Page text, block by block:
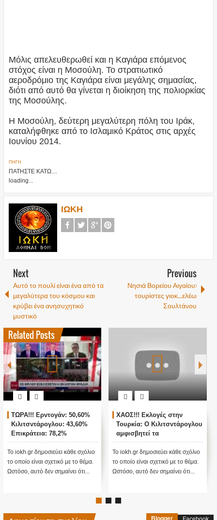
Μόλις απελευθερωθεί και η Καγιάρα επόμενος
στόχος είναι η Μοσούλη. Το στρατιωτικό
αεροδρόμιο της Καγιάρα είναι μεγάλης σημασίας,
διότι από αυτό θα γίνεται η διοίκηση της πολιορκίας
της Μοσούλης.
Η Μοσούλη, δεύτερη μεγαλύτερη πόλη του Ιράκ,
καταλήφθηκε από το Ισλαμικό Κράτος στις αρχές
Ιουνίου 2014.
ΠΗΓΗ
ΠΑΤΗΣΤΕ ΚΑΤΩ....
loading...
ΙΩΚΗ
Next
Αυτό το πουλί είναι ένα από τα
μεγαλύτερα του κόσμου και
κρύβει ένα ανησυχητικό
μυστικό
Previous
Νησιά Βορείου Αιγαίου:
τουρίστες γιοκ...ελέω
Σουλτάνου
Related Posts
ΤΩΡΑ!!! Ερντογάν: 50,60%
Κιλιτσντάρογλου: 43,60%
Επικράτεια: 78,2%
iokh.gr δημοσιεύει κάθε σχόλιο
οποίο είναι σχετικό με το θέμα.
αυτό δεν σημαίνει ότι...
ΧΑΟΣ!!! Εκλογές στην
Τουρκία: Ο Κιλιτσντάρογλου
αμφισβητεί τα
αποτελέσματα θα γίνουν
ενστάσεις...
Το iokh.gr δημοσιεύει κάθε σχόλιο
το οποίο είναι σχετικό με το θέμα.
Ωστόσο, αυτό δεν σημαίνει ότι...